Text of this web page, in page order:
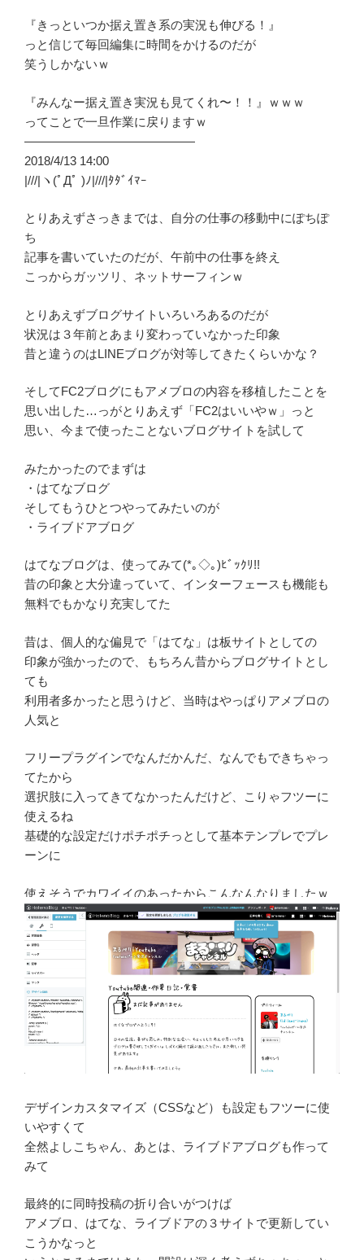
『きっといつか据え置き系の実況も伸びる！』
っと信じて毎回編集に時間をかけるのだが
笑うしかないｗ
『みんなー据え置き実況も見てくれ〜！！』ｗｗｗ
ってことで一旦作業に戻りますｗ
——————————————
2018/4/13 14:00
|///|ヽ(ﾟДﾟ )ﾉ|///|ﾀﾀﾞｲﾏｰ
とりあえずさっきまでは、自分の仕事の移動中にぽちぽ
ち
記事を書いていたのだが、午前中の仕事を終え
こっからガッツリ、ネットサーフィンｗ
とりあえずブログサイトいろいろあるのだが
状況は３年前とあまり変わっていなかった印象
昔と違うのはLINEブログが対等してきたくらいかな？
そしてFC2ブログにもアメブロの内容を移植したことを
思い出した…っがとりあえず「FC2はいいやｗ」っと
思い、今まで使ったことないブログサイトを試して
みたかったのでまずは
・はてなブログ
そしてもうひとつやってみたいのが
・ライブドアブログ
はてなブログは、使ってみて(*｡◇｡)ﾋﾞｯｸﾘ!!
昔の印象と大分違っていて、インターフェースも機能も
無料でもかなり充実してた
昔は、個人的な偏見で「はてな」は板サイトとしての
印象が強かったので、もちろん昔からブログサイトとし
ても
利用者多かったと思うけど、当時はやっぱりアメブロの
人気と
フリープラグインでなんだかんだ、なんでもできちゃっ
てたから
選択肢に入ってきてなかったんだけど、こりゃフツーに
使えるね
基礎的な設定だけポチポチっとして基本テンプレでプレ
ーンに
使えそうでカワイイのあったからこんなんなりましたｗ
デザインカスタマイズ（CSSなど）も設定もフツーに使
いやすくて
全然よしこちゃん、あとは、ライブドアブログも作って
みて
最終的に同時投稿の折り合いがつけば
アメブロ、はてな、ライブドアの３サイトで更新してい
こうかなっと